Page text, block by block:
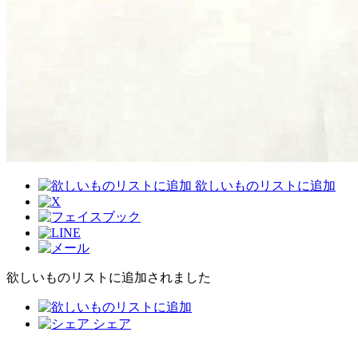
欲しいものリストに追加
欲しいものリストに追加されました
シェア